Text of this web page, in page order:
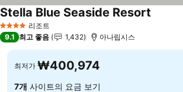
4 성급 리조트
Stella Blue Seaside Resort
9.1 최고 좋음 1,432 아나립시스
최저가 ₩400,974
7개 사이트의 요금 보기